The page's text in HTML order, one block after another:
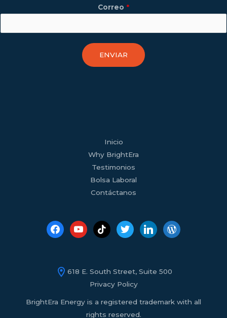
Correo *
ENVIAR
Inicio
Why BrightEra
Testimonios
Bolsa Laboral
Contáctanos
tiktok twitter
618 E. South Street, Suite 500
Privacy Policy
BrightEra Energy is a registered trademark with all
rights reserved.